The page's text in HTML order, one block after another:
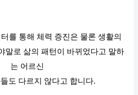
를 통해 체력 증진은 물론 생활의
말로 삶의 패턴이 바뀌었다고 말하
는 어르신
도 다르지 않다고 합니다.